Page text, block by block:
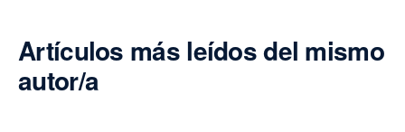
Artículos más leídos del mismo
autor/a